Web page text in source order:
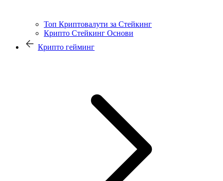
Топ Криптовалути за Стейкинг
Крипто Стейкинг Основи
Крипто гейминг